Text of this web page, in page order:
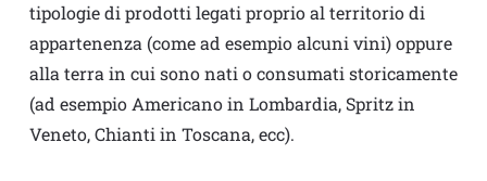
tipologie di prodotti legati proprio al territorio di
appartenenza (come ad esempio alcuni vini) oppure
alla terra in cui sono nati o consumati storicamente
(ad esempio Americano in Lombardia, Spritz in
Veneto, Chianti in Toscana, ecc).